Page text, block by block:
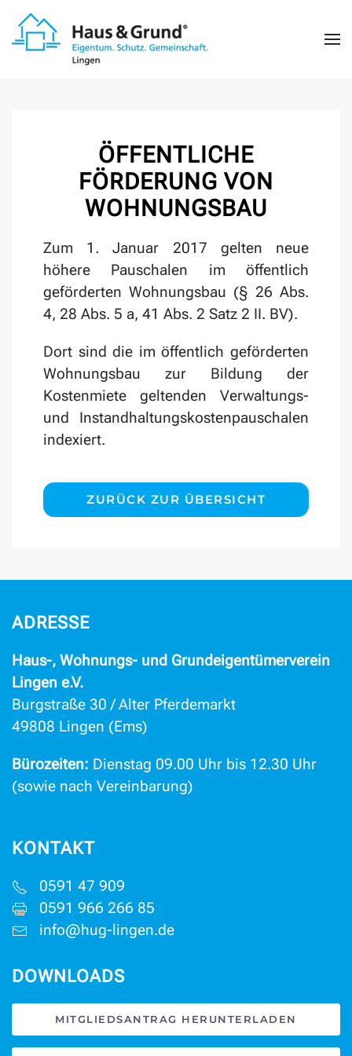
Zum Hauptinhalt springen
ÖFFENTLICHE
FÖRDERUNG VON
WOHNUNGSBAU
Zum 1. Januar 2017 gelten neue
höhere Pauschalen im öffentlich
geförderten Wohnungsbau (§ 26 Abs.
4, 28 Abs. 5 a, 41 Abs. 2 Satz 2 II. BV).
Dort sind die im öffentlich geförderten
Wohnungsbau zur Bildung der
Kostenmiete geltenden Verwaltungs-
und Instandhaltungskostenpauschalen
indexiert.
ZURÜCK ZUR ÜBERSICHT
ADRESSE
Haus-, Wohnungs- und Grundeigentümerverein
Lingen e.V.
Burgstraße 30 / Alter Pferdemarkt
49808 Lingen (Ems)
Bürozeiten: Dienstag 09.00 Uhr bis 12.30 Uhr
(sowie nach Vereinbarung)
KONTAKT
0591 47 909
0591 966 266 85
info@hug-lingen.de
DOWNLOADS
MITGLIEDSANTRAG HERUNTERLADEN